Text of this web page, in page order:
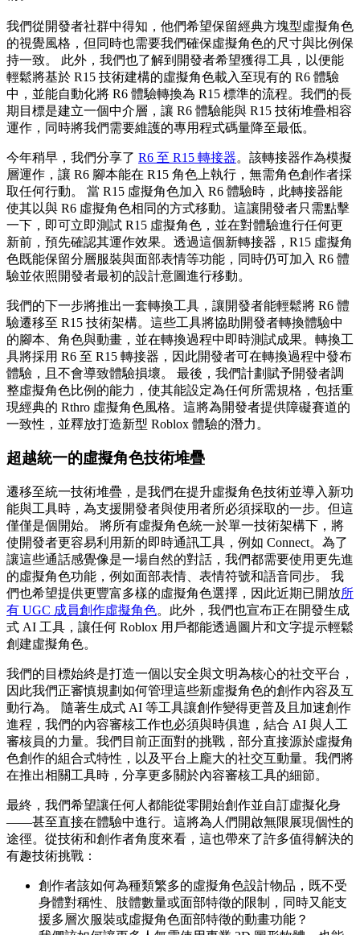
我們從開發者社群中得知，他們希望保留經典方塊型虛擬角色
的視覺風格，但同時也需要我們確保虛擬角色的尺寸與比例保
持一致。 此外，我們也了解到開發者希望獲得工具，以便能
輕鬆將基於 R15 技術建構的虛擬角色載入至現有的 R6 體驗
中，並能自動化將 R6 體驗轉換為 R15 標準的流程。我們的長
期目標是建立一個中介層，讓 R6 體驗能與 R15 技術堆疊相容
運作，同時將我們需要維護的專用程式碼量降至最低。
今年稍早，我們分享了 R6 至 R15 轉接器。該轉接器作為模擬
層運作，讓 R6 腳本能在 R15 角色上執行，無需角色創作者採
取任何行動。 當 R15 虛擬角色加入 R6 體驗時，此轉接器能
使其以與 R6 虛擬角色相同的方式移動。這讓開發者只需點擊
一下，即可立即測試 R15 虛擬角色，並在對體驗進行任何更
新前，預先確認其運作效果。透過這個新轉接器，R15 虛擬角
色既能保留分層服裝與面部表情等功能，同時仍可加入 R6 體
驗並依照開發者最初的設計意圖進行移動。
我們的下一步將推出一套轉換工具，讓開發者能輕鬆將 R6 體
驗遷移至 R15 技術架構。這些工具將協助開發者轉換體驗中
的腳本、角色與動畫，並在轉換過程中即時測試成果。轉換工
具將採用 R6 至 R15 轉接器，因此開發者可在轉換過程中發布
體驗，且不會導致體驗損壞。 最後，我們計劃賦予開發者調
整虛擬角色比例的能力，使其能設定為任何所需規格，包括重
現經典的 Rthro 虛擬角色風格。這將為開發者提供障礙賽道的
一致性，並釋放打造新型 Roblox 體驗的潛力。
超越統一的虛擬角色技術堆疊
遷移至統一技術堆疊，是我們在提升虛擬角色技術並導入新功
能與工具時，為支援開發者與使用者所必須採取的一步。但這
僅僅是個開始。 將所有虛擬角色統一於單一技術架構下，將
使開發者更容易利用新的即時通訊工具，例如 Connect。為了
讓這些通話感覺像是一場自然的對話，我們都需要使用更先進
的虛擬角色功能，例如面部表情、表情符號和語音同步。 我
們也希望提供更豐富多樣的虛擬角色選擇，因此近期已開放所
有 UGC 成員創作虛擬角色。此外，我們也宣布正在開發生成
式 AI 工具，讓任何 Roblox 用戶都能透過圖片和文字提示輕鬆
創建虛擬角色。
我們的目標始終是打造一個以安全與文明為核心的社交平台，
因此我們正審慎規劃如何管理這些新虛擬角色的創作內容及互
動行為。 隨著生成式 AI 等工具讓創作變得更普及且加速創作
進程，我們的內容審核工作也必須與時俱進，結合 AI 與人工
審核員的力量。我們目前正面對的挑戰，部分直接源於虛擬角
色創作的組合式特性，以及平台上龐大的社交互動量。我們將
在推出相關工具時，分享更多關於內容審核工具的細節。
最終，我們希望讓任何人都能從零開始創作並自訂虛擬化身
——甚至直接在體驗中進行。這將為人們開啟無限展現個性的
途徑。從技術和創作者角度來看，這也帶來了許多值得解決的
有趣技術挑戰：
創作者該如何為種類繁多的虛擬角色設計物品，既不受
身體對稱性、肢體數量或面部特徵的限制，同時又能支
援多層次服裝或虛擬角色面部特徵的動畫功能？